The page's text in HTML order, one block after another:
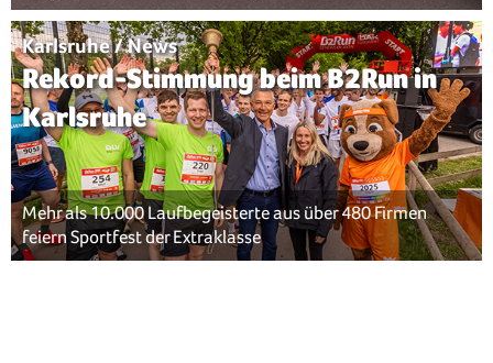
Karlsruhe / News
Rekord-Stimmung beim B2Run in
Karlsruhe
Mehr als 10.000 Laufbegeisterte aus über 480 Firmen
feiern Sportfest der Extraklasse